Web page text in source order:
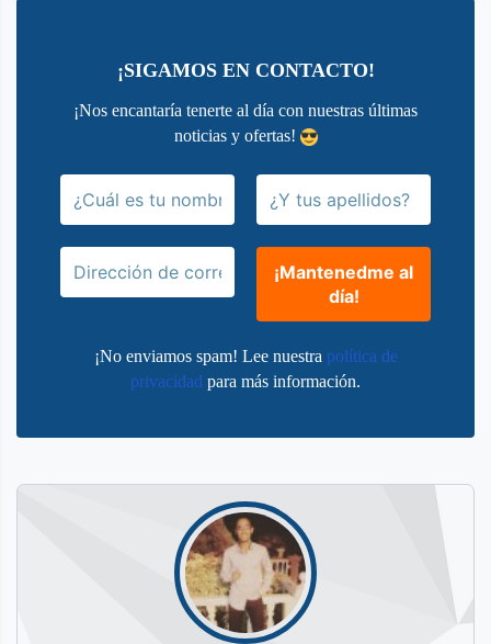
¡SIGAMOS EN CONTACTO!
¡Nos encantaría tenerte al día con nuestras últimas
noticias y ofertas!
¡No enviamos spam! Lee nuestra política de
privacidad para más información.